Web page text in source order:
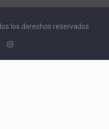
los derechos reservados